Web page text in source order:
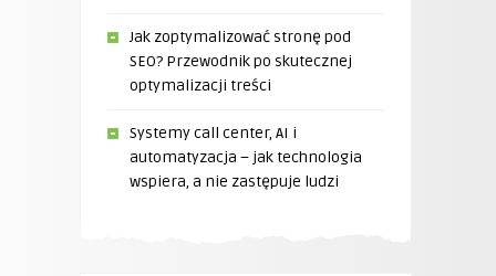
Jak zoptymalizować stronę pod
SEO? Przewodnik po skutecznej
optymalizacji treści
Systemy call center, AI i
automatyzacja – jak technologia
wspiera, a nie zastępuje ludzi